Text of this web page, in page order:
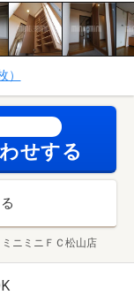
せする
ニミニＦＣ松山店